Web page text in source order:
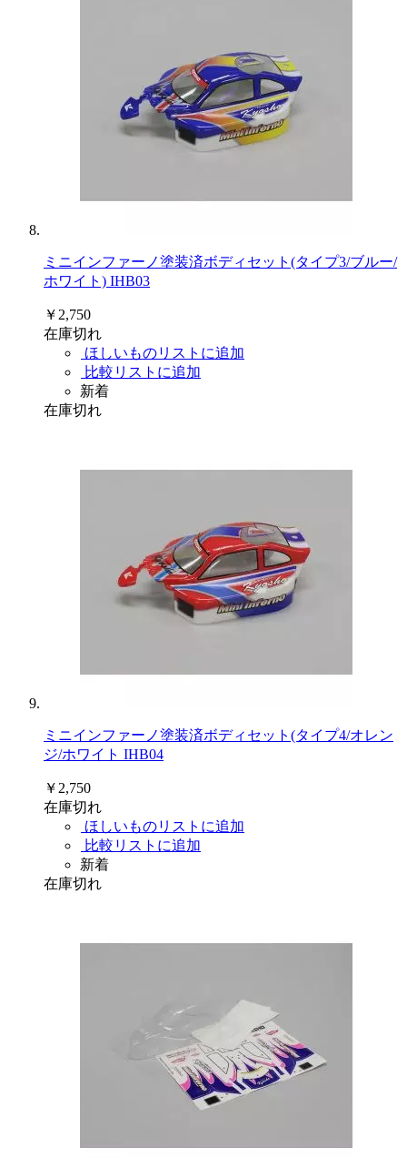
ミニインファーノ塗装済ボディセット(タイプ3/ブルー/
ホワイト) IHB03
￥2,750
在庫切れ
ほしいものリストに追加
比較リストに追加
新着
在庫切れ
ミニインファーノ塗装済ボディセット(タイプ4/オレン
ジ/ホワイト IHB04
￥2,750
在庫切れ
ほしいものリストに追加
比較リストに追加
新着
在庫切れ